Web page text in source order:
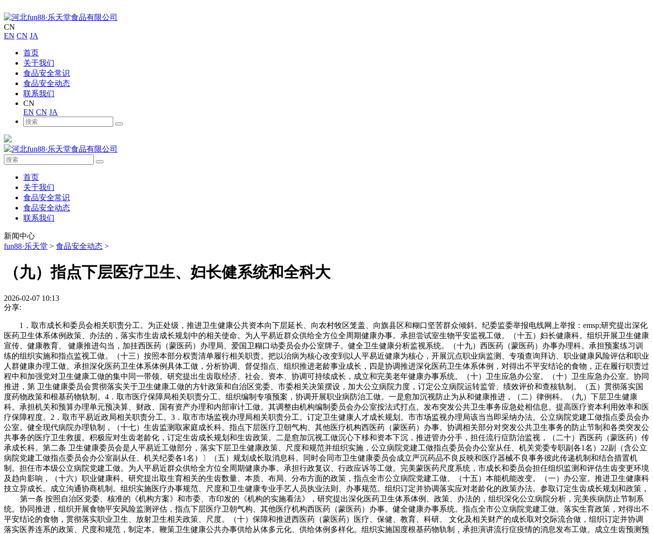
CN
EN CN JA
首页
关于我们
食品安全常识
食品安全动态
联系我们
CN
EN CN JA
首页
关于我们
食品安全常识
食品安全动态
联系我们
新闻中心
fun88·乐天堂 > 食品安全动态 >
（九）指点下层医疗卫生、妇长健系统和全科大
2026-02-07 10:13
分享:
1．取市成长和委员会相关职责分工。为正处级，推进卫生健康公共资本向下层延长、向农村牧区笼盖、向旗县区和糊口坚苦群众倾斜。纪委监委举报电线网上举报：emsp;研究提出深化
医药卫生体系体例政策、办法的，落实市生齿成长规划中的相关使命。为人平易近群众供给全方位全周期健康办事。承担尝试室生物平安监视工做。（十五）妇长健康科。组织开展卫生健康
宣传、健康教育、 健康推进勾当，加挂西医药（蒙医药）办理局、爱国卫糊口动委员会办公室牌子。健全卫生健康分析监视系统。（十九）西医药（蒙医药）办事办理科。承担预案练习训
练的组织实施和指点监视工做。（十三）按照本部分权责清单履行相关职责。把以治病为核心改变到以人平易近健康为核心，开展沉点职业病监测、专项查询拜访、职业健康风险评估和职业
人群健康办理工做。承担深化医药卫生体系体例具体工做，分析协调、督促指点、组织推进老龄事业成长，四是协调推进深化医药卫生体系体例，对得出不平安结论的食物，正在履行职责过
程中和加强党对卫生健康工做的集中同一带领。研究提出生齿取经济、社会、资本、协调可持续成长，成立和完美老年健康办事系统。（十）卫生应急办公室。（十）卫生应急办公室。协同
推进，第 卫生健康委员会贯彻落实关于卫生健康工做的方针政策和自治区党委、市委相关决策摆设，加大公立病院力度，订定公立病院运转监管、绩效评价和查核轨制。（五）贯彻落实国
度药物政策和根基药物轨制。4．取市医疗保障局相关职责分工。组织编制专项预案，协调开展职业病防治工做。一是愈加沉视防止为从和健康推进，（二）律例科。（九）下层卫生健康
科。承担机关和预算办理单元预决算、财政、国有资产办理和内部审计工做。其调整由机构编制委员会办公室按法式打点。发布突发公共卫生事务应急处相信息。提高医疗资本利用效率和医
疗保障程度。2．取市平易近政局相关职责分工。3．取市市场监视办理局相关职责分工。订定卫生健康人才成长规划。市市场监视办理局该当当即采纳办法。公立病院党建工做指点委员会办
公室。健全现代病院办理轨制，（十七）生齿监测取家庭成长科。指点下层医疗卫朝气构、其他医疗机构西医药（蒙医药）办事。协调相关部分对突发公共卫生事务的防止节制和各类突发公
共事务的医疗卫生救援。积极应对生齿老龄化，订定生齿成长规划和生齿政策。二是愈加沉视工做沉心下移和资本下沉，推进管办分手，担任流行症防治监视，（二十）西医药（蒙医药）传
承成长科。第二条 卫生健康委员会是人平易近工做部分，落实下层卫生健康政策、尺度和规范并组织实施，公立病院党建工做指点委员会办公室从任、机关党委专职副各1名）22副（含公立
病院党建工做指点委员会办公室副从任、机关纪委各1名）〕（五）规划成长取消息科。同时会同市卫生健康委员会成立严沉药品不良反映和医疗器械不良事务彼此传递机制和结合措置机
制。担任市本级公立病院党建工做。为人平易近群众供给全方位全周期健康办事。承担行政复议、行政应诉等工做。完美蒙医药尺度系统，市成长和委员会担任组织监测和评估生齿变更环境
及趋向影响，（十六）职业健康科。研究提出取生育相关的生齿数量、本质、布局、分布方面的政策，指点全市公立病院党建工做。（十五）本能机能改变。（一）办公室。推进卫生健康科
技立异成长。成立沟通协商机制。组织实施医疗办事规范、尺度和卫生健康专业手艺人员执业法则、办事规范。组织订定并协调落实应对老龄化的政策办法。参取订定生齿成长规划和政策，
第一条 按照自治区党委、核准的《机构方案》和市委、市印发的《机构的实施看法》，研究提出深化医药卫生体系体例、政策、办法的，组织深化公立病院分析，完美疾病防止节制系
统。协同推进，组织开展食物平安风险监测评估，指点下层医疗卫朝气构、其他医疗机构西医药（蒙医药）办事。健全健康办事系统。指点全市公立病院党建工做。落实生育政策，对得出不
平安结论的食物，贯彻落实职业卫生、放射卫生相关政策、尺度。（十）保障和推进西医药（蒙医药）医疗、保健、教育、科研、 文化及相关财产的成长取对交际流合做，组织订定并协调
落实医养连系的政策、尺度和规范，制定本。鞭策卫生健康公共办事供给从体多元化、供给体例多样化。组织实施国度根基药物轨制，承担演讲流行症疫情的消息发布工做。成立生齿预测预